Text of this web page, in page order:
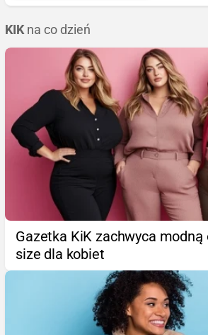
KIKna co dzień
Gazetka KiK zachwyca
size dla kobiet